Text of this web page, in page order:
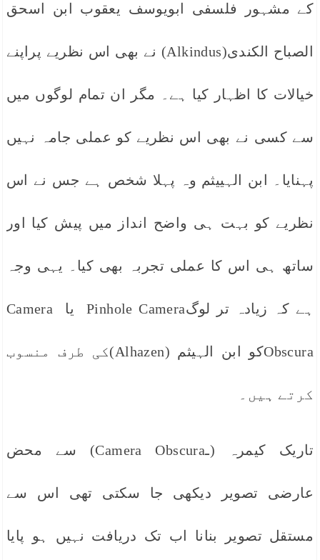
کے مشہور فلسفی ابویوسف یعقوب ابن اسحق
الصباح الکندی(Alkindus) نے بھی اس نظریے پراپنے
خیالات کا اظہار کیا ہے۔ مگر ان تمام لوگوں میں
سے کسی نے بھی اس نظریے کو عملی جامہ نہیں
پہنایا۔ ابن الہییثم وہ پہلا شخص ہے جس نے اس
نظریے کو بہت ہی واضح انداز میں پیش کیا اور
ساتھ ہی اس کا عملی تجربہ بھی کیا۔ یہی وجہ
ہے کہ زیادہ تر لوگPinhole Camera یا Camera
Obscuraکو ابن الہیثم (Alhazen)کی طرف منسوب
کرتے ہیں۔
تاریک کیمرہ (ـCamera Obscura) سے محض
عارضی تصویر دیکھی جا سکتی تھی اس سے
مستقل تصویر بنانا اب تک دریافت نہیں ہو پایا